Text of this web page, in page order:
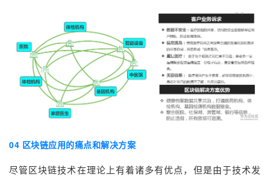
04 区块链应用的痛点和解决方案
尽管区块链技术在理论上有着诸多有优点，但是由于技术发